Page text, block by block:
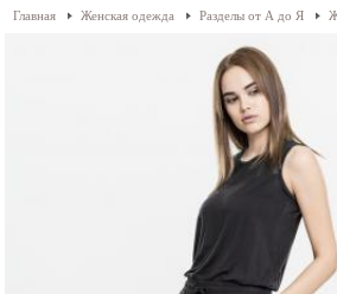
Главная Женская одежда Разделы от А до Я